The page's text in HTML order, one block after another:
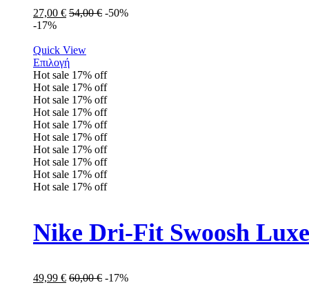
27,00 € 54,00€ -50%
-17%
Quick View
Επιλογή
Hot sale 17% off
Hot sale 17% off
Hot sale 17% off
Hot sale 17% off
Hot sale 17% off
Hot sale 17% off
Hot sale 17% off
Hot sale 17% off
Hot sale 17% off
Hot sale 17% off
Nike Dri-Fit Swoosh
49,99 € 60,00€ -17%